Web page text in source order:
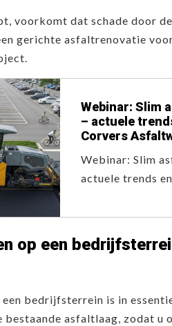
voorkomt dat schade door
gerichte asfaltrenovatie
Webinar: Slim
– actuele
Corvers
Webinar: Slim
actuele trends
op een
bedrijfsterrein is in
bestaande asfaltlaag, zodat u